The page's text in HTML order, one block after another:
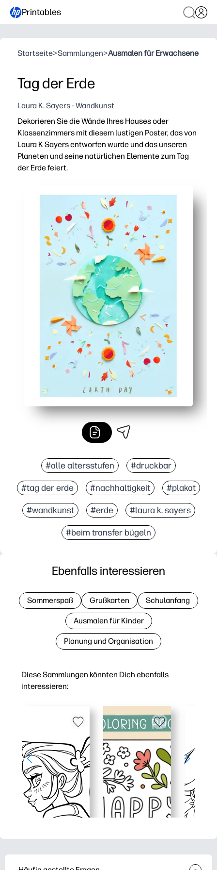
Printables
Startseite>Sammlungen>Ausmalen für Erwachsene
Tag der Erde
Laura K. Sayers - Wandkunst
Dekorieren Sie die Wände Ihres Hauses oder
Klassenzimmers mit diesem lustigen Poster, das von
Laura K Sayers entworfen wurde und das unseren
Planeten und seine natürlichen Elemente zum Tag
der Erde feiert.
Fesselt Kinder an — regt Gespräche über Natur,
Geeignet für Klassenzimmer und Zuhause — mutige,
Robuste Wahl — Druck auf Karton oder Laminat,
#alle altersstufen #druckbar
#tag der erde #nachhaltigkeit #plakat
#wandkunst #erde #laura k. sayers
#beim transfer bügeln
Diese Sammlungen könnten Dich ebenfalls
interessieren:
Ebenfalls interessieren
Sommerspaß Grußkarten Schulanfang
Ausmalen für Kinder
Planung und Organisation